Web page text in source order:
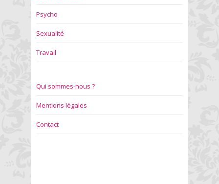
Psycho
Sexualité
Travail
Qui sommes-nous ?
Mentions légales
Contact